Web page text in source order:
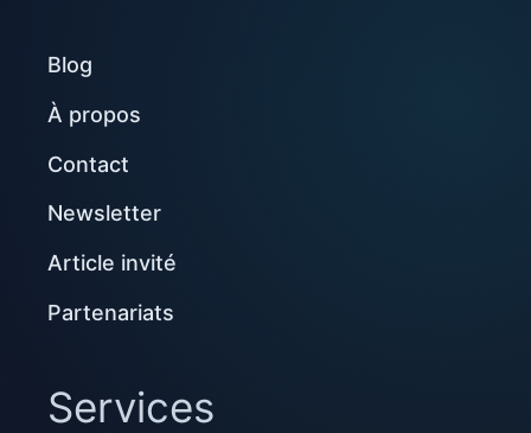
Blog
À propos
Contact
Newsletter
Article invité
Partenariats
Services